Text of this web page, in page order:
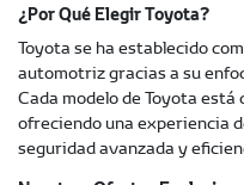
¿Por Qué Elegir Toyota?
Toyota se ha establecido
automotriz gracias a su
Cada modelo de Toyota
ofreciendo una experiencia
seguridad avanzada y